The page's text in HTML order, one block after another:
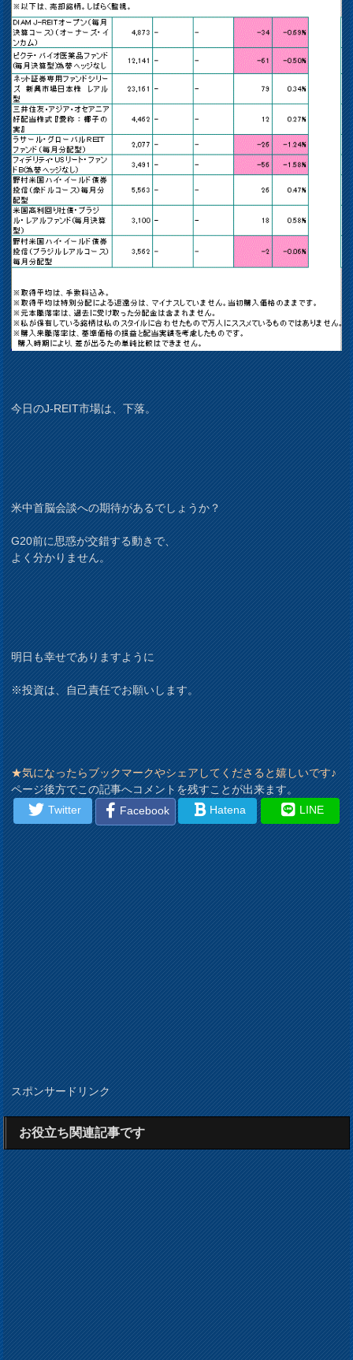
今日のJ-REIT市場は、下落。
米中首脳会談への期待があるでしょうか？
G20前に思惑が交錯する動きで、
よく分かりません。
明日も幸せでありますように
※投資は、自己責任でお願いします。
★気になったらブックマークやシェアしてくださると嬉しいです♪
ページ後方でこの記事へコメントを残すことが出来ます。
Twitter
Facebook Hatena LINE
スポンサードリンク
お役立ち関連記事です